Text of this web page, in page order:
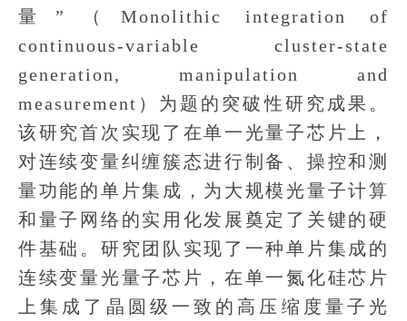
量”（Monolithic integration of
continuous-variable cluster-state
generation, manipulation and
measurement）为题的突破性研究成果。
该研究首次实现了在单一光量子芯片上，
对连续变量纠缠簇态进行制备、操控和测
量功能的单片集成，为大规模光量子计算
和量子网络的实用化发展奠定了关键的硬
件基础。研究团队实现了一种单片集成的
连续变量光量子芯片，在单一氮化硅芯片
上集成了晶圆级一致的高压缩度量子光